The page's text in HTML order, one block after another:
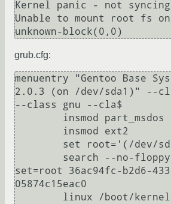
Kernel panic - not
Unable to mount root fs on
unknown-block(0,0)
grub.cfg:
menuentry "Gentoo Base
2.0.3 (on /dev/sda1)" --
--class gnu --cla$
set=root 36ac94fc-b2d6-
05874c15eac0